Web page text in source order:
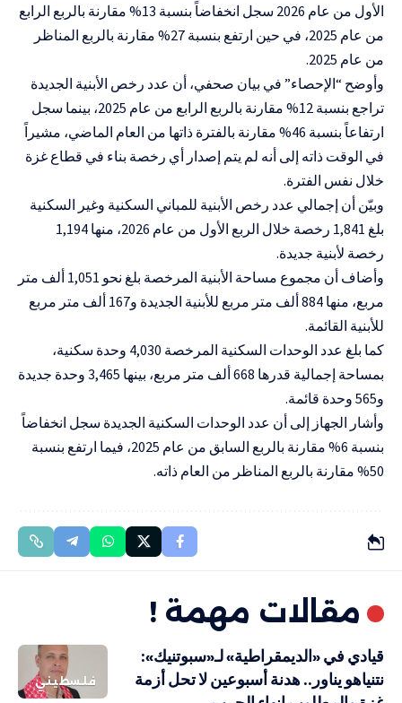
الأول من عام 2026 سجل انخفاضاً بنسبة 13% مقارنة بالربع الرابع
من عام 2025، في حين ارتفع بنسبة 27% مقارنة بالربع المناظر
من عام 2025.
وأوضح “الإحصاء” في بيان صحفي، أن عدد رخص الأبنية الجديدة
تراجع بنسبة 12% مقارنة بالربع الرابع من عام 2025، بينما سجل
ارتفاعاً بنسبة 46% مقارنة بالفترة ذاتها من العام الماضي، مشيراً
في الوقت ذاته إلى أنه لم يتم إصدار أي رخصة بناء في قطاع غزة
خلال نفس الفترة.
وبيّن أن إجمالي عدد رخص الأبنية للمباني السكنية وغير السكنية
بلغ 1,841 رخصة خلال الربع الأول من عام 2026، منها 1,194
رخصة لأبنية جديدة.
وأضاف أن مجموع مساحة الأبنية المرخصة بلغ نحو 1,051 ألف متر
مربع، منها 884 ألف متر مربع للأبنية الجديدة و167 ألف متر مربع
للأبنية القائمة.
كما بلغ عدد الوحدات السكنية المرخصة 4,030 وحدة سكنية،
بمساحة إجمالية قدرها 668 ألف متر مربع، بينها 3,465 وحدة جديدة
و565 وحدة قائمة.
وأشار الجهاز إلى أن عدد الوحدات السكنية الجديدة سجل انخفاضاً
بنسبة 6% مقارنة بالربع السابق من عام 2025، فيما ارتفع بنسبة
50% مقارنة بالربع المناظر من العام ذاته.
مقالات مهمة !
فلسطيني
قيادي في «الديمقراطية» لـ«سبوتنيك»:
نتنياهو يناور.. هدنة أسبوعين لا تحل أزمة